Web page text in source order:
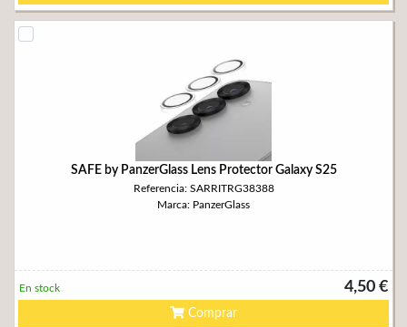
SAFE by PanzerGlass Lens Protector Galaxy S25
Referencia: SARRITRG38388
Marca: PanzerGlass
4,50 €
En stock
Comprar